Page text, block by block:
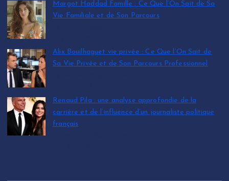
Margot Haddad Famille : Ce Que l’On Sait de Sa
Vie Familiale et de Son Parcours
Alix Bouilhaguet vie privée : Ce Que l’On Sait de
Sa Vie Privée et de Son Parcours Professionnel
Renaud Pila : une analyse approfondie de la
carrière et de l’influence d’un journaliste politique
français